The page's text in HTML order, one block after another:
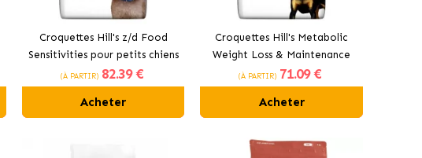
Croquettes Hill's z/d Food
Sensitivities pour petits chiens
(À PARTIR) 82.39 €
Acheter
Croquettes Hill's Metabolic
Weight Loss & Maintenance
pour les petits chiens
(À PARTIR) 71.09 €
Acheter